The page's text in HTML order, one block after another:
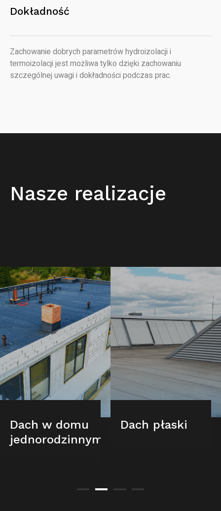
Dokładność
Zachowanie dobrych parametrów hydroizolacji i
termoizolacji jest możliwa tylko dzięki zachowaniu
szczególnej uwagi i dokładności podczas prac.
Nasze realizacje
Dach w domu
jednorodzinnym
Dach płaski